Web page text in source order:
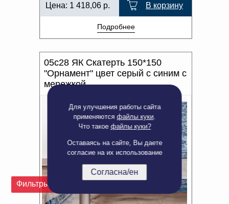
Для улучшения работы сайта
применяютсяфайлы куки.
Что такое файлы куки?
Оставаясь на сайте, Вы даете
согласие на их использование
Согласна/ен
Фильтры
Цена: 1 418,06 р. В корзину
Подробнее
05с28 ЯК Скатерть 150*150
"Орнамент" цвет серый с синим с
мережкой